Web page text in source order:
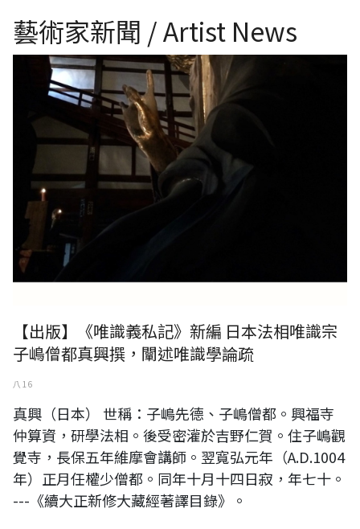
藝術家新聞 / Artist News
【出版】《唯識義私記》新編 日本法相唯識宗
子嶋僧都真興撰，闡述唯識學論疏
八 16
真興（日本） 世稱：子嶋先德、子嶋僧都。興福寺
仲算資，研學法相。後受密灌於吉野仁賀。住子嶋觀
覺寺，長保五年維摩會講師。翌寬弘元年（A.D.1004
年）正月任權少僧都。同年十月十四日寂，年七十。
---《續大正新修大藏經著譯目錄》。